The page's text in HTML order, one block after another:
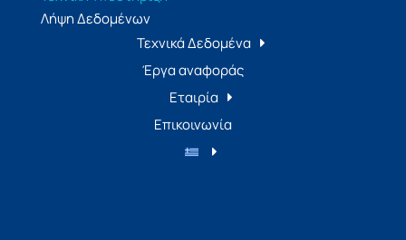
Λήψη Δεδομένων
Τεχνικά Δεδομένα
Έργα αναφοράς
Εταιρία
Επικοινωνία